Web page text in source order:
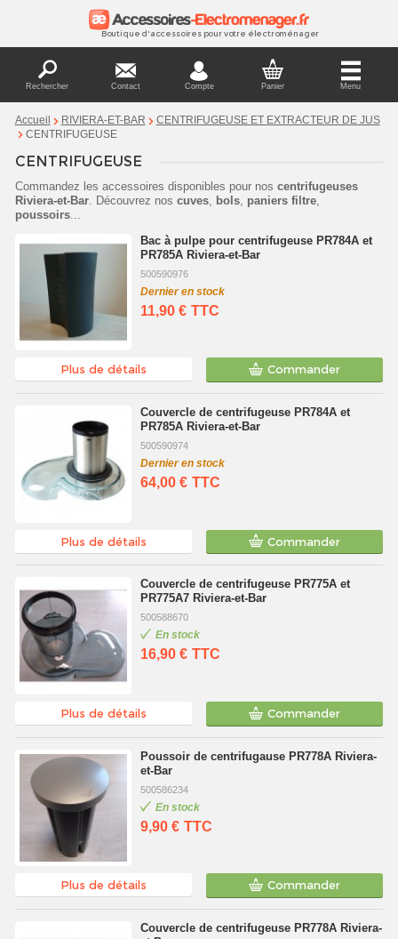
Boutique d'accessoires pour votre électroménager
Rechercher Contact Compte Panier Menu
Accueil RIVIERA-ET-BAR
CENTRIFUGEUSE ET EXTRACTEUR DE JUS
CENTRIFUGEUSE
CENTRIFUGEUSE
Commandez les accessoires disponibles pour nos centrifugeuses
Riviera-et-Bar. Découvrez nos cuves, bols, paniers filtre,
poussoirs...
Bac à pulpe pour centrifugeuse PR784A et
PR785A Riviera-et-Bar
500590976
Dernier en stock
11,90 € TTC
Plus de détails Commander
Couvercle de centrifugeuse PR784A et
PR785A Riviera-et-Bar
500590974
Dernier en stock
64,00 € TTC
Plus de détails Commander
Couvercle de centrifugeuse PR775A et
PR775A7 Riviera-et-Bar
500588670
En stock
16,90 € TTC
Plus de détails Commander
Poussoir de centrifugause PR778A Riviera-
et-Bar
500586234
En stock
9,90 € TTC
Plus de détails Commander
Couvercle de centrifugeuse PR778A Riviera-